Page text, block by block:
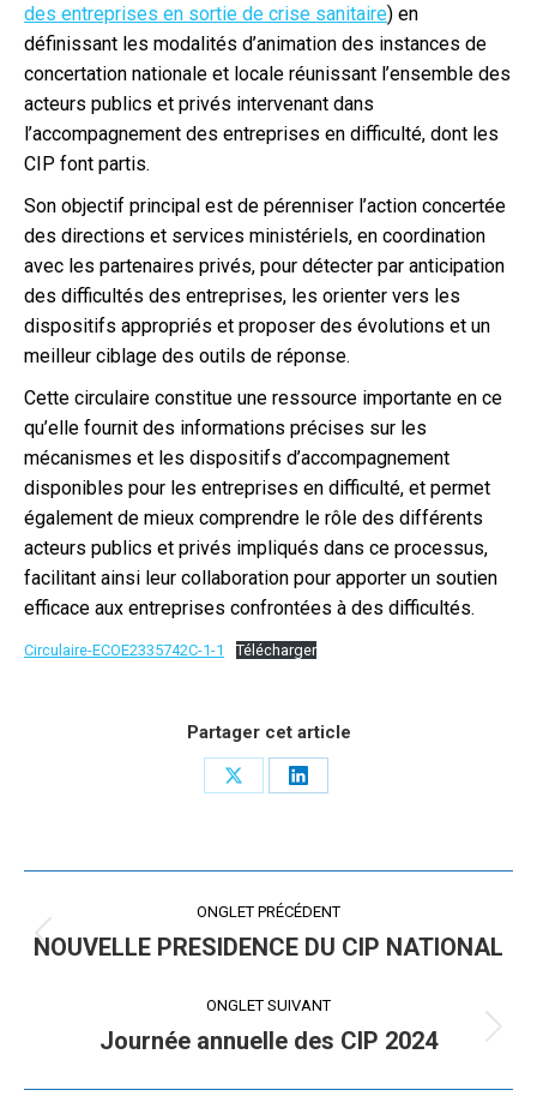
des entreprises en sortie de crise sanitaire) en
définissant les modalités d’animation des instances de
concertation nationale et locale réunissant l’ensemble des
acteurs publics et privés intervenant dans
l’accompagnement des entreprises en difficulté, dont les
CIP font partis.
Son objectif principal est de pérenniser l’action concertée
des directions et services ministériels, en coordination
avec les partenaires privés, pour détecter par anticipation
des difficultés des entreprises, les orienter vers les
dispositifs appropriés et proposer des évolutions et un
meilleur ciblage des outils de réponse.
Cette circulaire constitue une ressource importante en ce
qu’elle fournit des informations précises sur les
mécanismes et les dispositifs d’accompagnement
disponibles pour les entreprises en difficulté, et permet
également de mieux comprendre le rôle des différents
acteurs publics et privés impliqués dans ce processus,
facilitant ainsi leur collaboration pour apporter un soutien
efficace aux entreprises confrontées à des difficultés.
Circulaire-ECOE2335742C-1-1 Télécharger
Partager cet article
Share
Share
Navigation
de
commentaire
ONGLET PRÉCÉDENT
Onglet
NOUVELLE PRESIDENCE DU CIP NATIONAL
ONGLET SUIVANT
Onglet
Journée annuelle des CIP 2024